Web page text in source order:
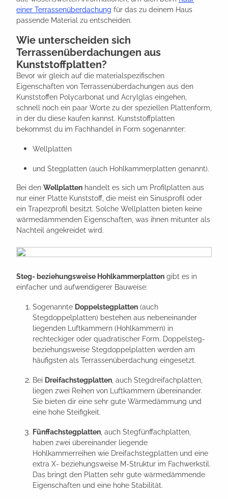
einer Terrassenüberdachung für das zu deinem Haus
passende Material zu entscheiden.
Wie unterscheiden sich
Terrassenüberdachungen aus
Kunststoffplatten?
Bevor wir gleich auf die materialspezifischen
Eigenschaften von Terrassenüberdachungen aus den
Kunststoffen Polycarbonat und Acrylglas eingehen,
schnell noch ein paar Worte zu der speziellen Plattenform,
in der du diese kaufen kannst. Kunststoffplatten
bekommst du im Fachhandel in Form sogenannter:
Wellplatten
und Stegplatten (auch Hohlkammerplatten genannt).
Bei den Wellplatten handelt es sich um Profilplatten aus
nur einer Platte Kunststoff, die meist ein Sinusprofil oder
ein Trapezprofil besitzt. Solche Wellplatten bieten keine
wärmedämmenden Eigenschaften, was ihnen mitunter als
Nachteil angekreidet wird.
Steg- beziehungsweise Hohlkammerplatten gibt es in
einfacher und aufwendigerer Bauweise:
Sogenannte Doppelstegplatten (auch
Stegdoppelplatten) bestehen aus nebeneinander
liegenden Luftkammern (Hohlkammern) in
rechteckiger oder quadratischer Form. Doppelsteg-
beziehungsweise Stegdoppelplatten werden am
häufigsten als Terrassenüberdachung eingesetzt.
Bei Dreifachstegplatten , auch Stegdreifachplatten,
liegen zwei Reihen von Luftkammern übereinander.
Sie bieten dir eine sehr gute Wärmedämmung und
eine hohe Steifigkeit.
Fünffachstegplatten , auch Stegfünffachplatten,
haben zwei übereinander liegende
Hohlkammerreihen wie Dreifachstegplatten und eine
extra X- beziehungsweise M-Struktur im Fachwerkstil.
Das bringt den Platten sehr gute wärmedämmende
Eigenschaften und eine hohe Stabilität.